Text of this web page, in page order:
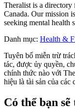
Theralist is a directory
Canada. Our mission
seeking mental health
Danh mục: Health &
Tuyên bố miễn trừ
tác, được ủy quyền,
chính thức nào với
hiệu là tài sản của các
Có thể bạn